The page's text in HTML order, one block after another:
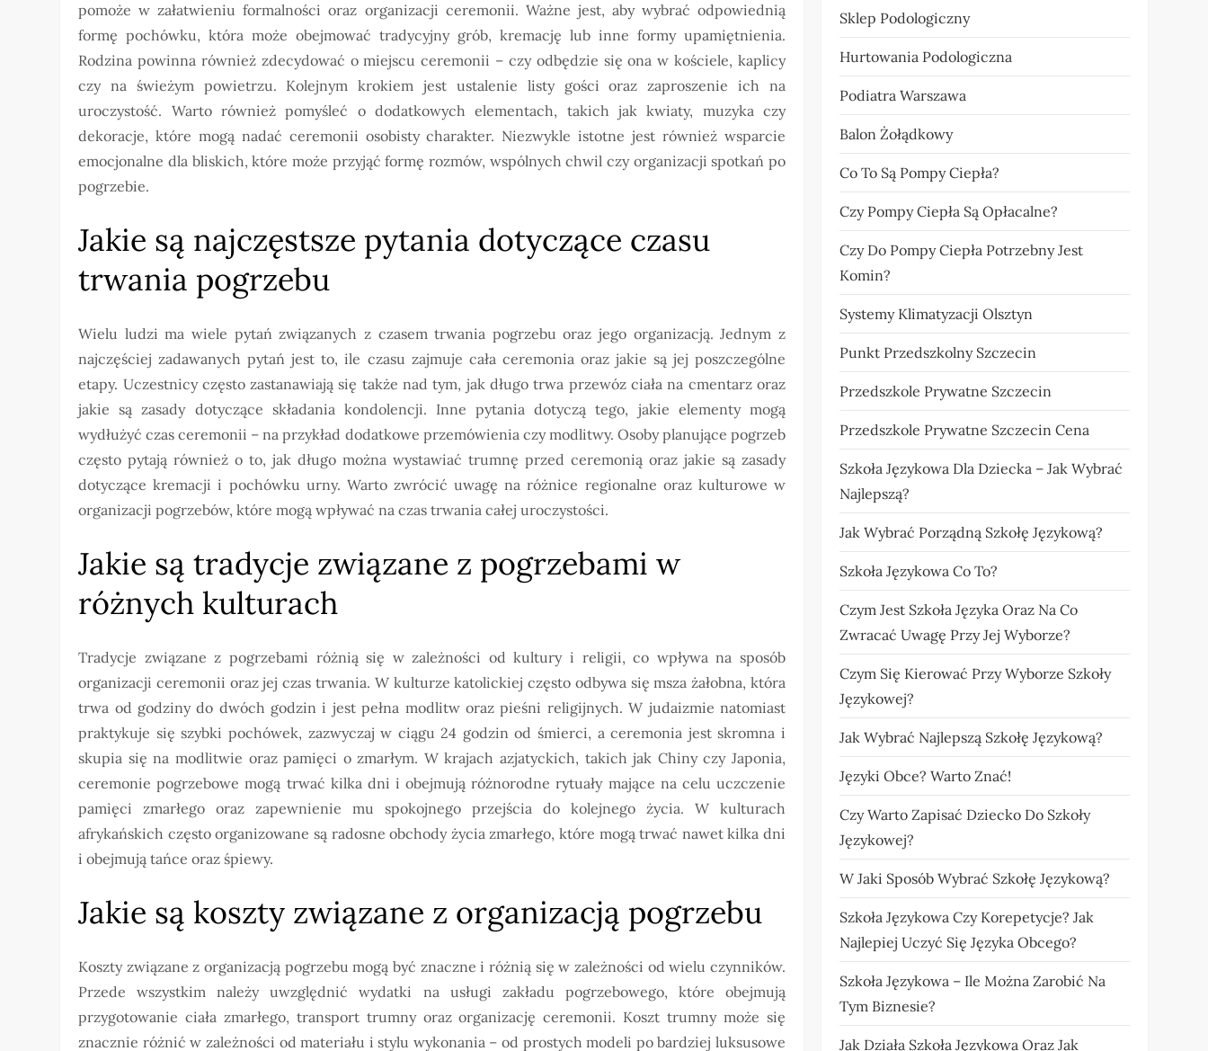
pomoże w załatwieniu formalności oraz organizacji ceremonii. Ważne jest, aby wybrać odpowiednią
formę pochówku, która może obejmować tradycyjny grób, kremację lub inne formy upamiętnienia.
Rodzina powinna również zdecydować o miejscu ceremonii – czy odbędzie się ona w kościele, kaplicy
czy na świeżym powietrzu. Kolejnym krokiem jest ustalenie listy gości oraz zaproszenie ich na
uroczystość. Warto również pomyśleć o dodatkowych elementach, takich jak kwiaty, muzyka czy
dekoracje, które mogą nadać ceremonii osobisty charakter. Niezwykle istotne jest również wsparcie
emocjonalne dla bliskich, które może przyjąć formę rozmów, wspólnych chwil czy organizacji spotkań po
pogrzebie.
Jakie są najczęstsze pytania dotyczące czasu
trwania pogrzebu
Wielu ludzi ma wiele pytań związanych z czasem trwania pogrzebu oraz jego organizacją. Jednym z
najczęściej zadawanych pytań jest to, ile czasu zajmuje cała ceremonia oraz jakie są jej poszczególne
etapy. Uczestnicy często zastanawiają się także nad tym, jak długo trwa przewóz ciała na cmentarz oraz
jakie są zasady dotyczące składania kondolencji. Inne pytania dotyczą tego, jakie elementy mogą
wydłużyć czas ceremonii – na przykład dodatkowe przemówienia czy modlitwy. Osoby planujące pogrzeb
często pytają również o to, jak długo można wystawiać trumnę przed ceremonią oraz jakie są zasady
dotyczące kremacji i pochówku urny. Warto zwrócić uwagę na różnice regionalne oraz kulturowe w
organizacji pogrzebów, które mogą wpływać na czas trwania całej uroczystości.
Jakie są tradycje związane z pogrzebami w
różnych kulturach
Tradycje związane z pogrzebami różnią się w zależności od kultury i religii, co wpływa na sposób
organizacji ceremonii oraz jej czas trwania. W kulturze katolickiej często odbywa się msza żałobna, która
trwa od godziny do dwóch godzin i jest pełna modlitw oraz pieśni religijnych. W judaizmie natomiast
praktykuje się szybki pochówek, zazwyczaj w ciągu 24 godzin od śmierci, a ceremonia jest skromna i
skupia się na modlitwie oraz pamięci o zmarłym. W krajach azjatyckich, takich jak Chiny czy Japonia,
ceremonie pogrzebowe mogą trwać kilka dni i obejmują różnorodne rytuały mające na celu uczczenie
pamięci zmarłego oraz zapewnienie mu spokojnego przejścia do kolejnego życia. W kulturach
afrykańskich często organizowane są radosne obchody życia zmarłego, które mogą trwać nawet kilka dni
i obejmują tańce oraz śpiewy.
Jakie są koszty związane z organizacją pogrzebu
Koszty związane z organizacją pogrzebu mogą być znaczne i różnią się w zależności od wielu czynników.
Przede wszystkim należy uwzględnić wydatki na usługi zakładu pogrzebowego, które obejmują
przygotowanie ciała zmarłego, transport trumny oraz organizację ceremonii. Koszt trumny może się
znacznie różnić w zależności od materiału i stylu wykonania – od prostych modeli po bardziej luksusowe
Sklep Podologiczny
Hurtowania Podologiczna
Podiatra Warszawa
Balon Żołądkowy
Co To Są Pompy Ciepła?
Czy Pompy Ciepła Są Opłacalne?
Czy Do Pompy Ciepła Potrzebny Jest
Komin?
Systemy Klimatyzacji Olsztyn
Punkt Przedszkolny Szczecin
Przedszkole Prywatne Szczecin
Przedszkole Prywatne Szczecin Cena
Szkoła Językowa Dla Dziecka – Jak Wybrać
Najlepszą?
Jak Wybrać Porządną Szkołę Językową?
Szkoła Językowa Co To?
Czym Jest Szkoła Języka Oraz Na Co
Zwracać Uwagę Przy Jej Wyborze?
Czym Się Kierować Przy Wyborze Szkoły
Językowej?
Jak Wybrać Najlepszą Szkołę Językową?
Języki Obce? Warto Znać!
Czy Warto Zapisać Dziecko Do Szkoły
Językowej?
W Jaki Sposób Wybrać Szkołę Językową?
Szkoła Językowa Czy Korepetycje? Jak
Najlepiej Uczyć Się Języka Obcego?
Szkoła Językowa – Ile Można Zarobić Na
Tym Biznesie?
Jak Działa Szkoła Językowa Oraz Jak